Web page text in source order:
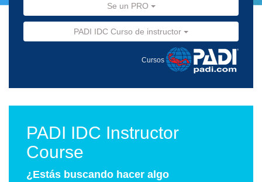
Se un PRO
PADI IDC Curso de instructor
Cursos
PADI IDC Instructor
Course
¿Estás buscando hacer algo